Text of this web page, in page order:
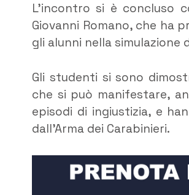
L’incontro si è concluso
Giovanni Romano, che ha
gli alunni nella simulazione
Gli studenti si sono
che si può manifestare,
episodi di ingiustizia, e
dall’Arma dei Carabinieri.